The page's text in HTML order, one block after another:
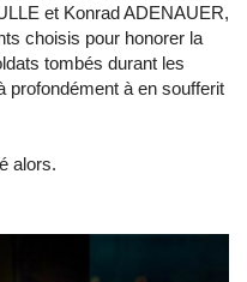
et Konrad ADENAUER,
choisis pour honorer la
tombés durant les
profondément à en soufferit
alors.